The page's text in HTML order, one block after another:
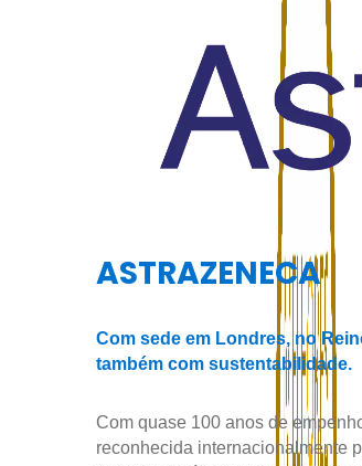
ASTRAZENECA
Com sede em Londres, no
também com sustentabilidade.
Com quase 100 anos de
reconhecida internacionalmente